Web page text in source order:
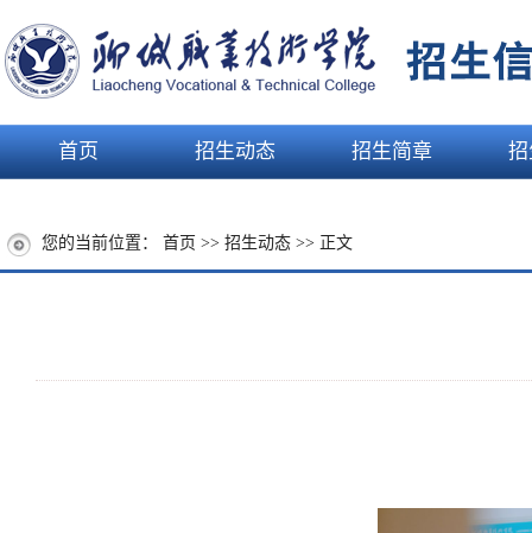
首页 招生动态 招生简章
您的当前位置： 首页 >> 招生动态 >> 正文